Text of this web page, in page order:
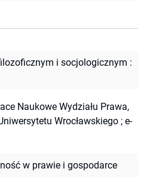
i socjologicznym :
Naukowe Wydziału Prawa,
Wrocławskiego ; e-
w prawie i gospodarce